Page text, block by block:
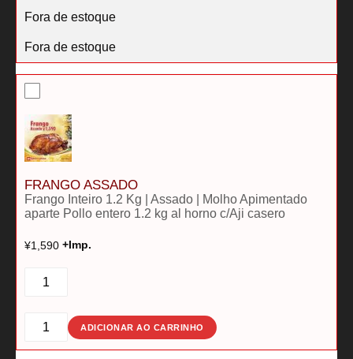
Fora de estoque
Fora de estoque
FRANGO ASSADO
Frango Inteiro 1.2 Kg | Assado | Molho Apimentado
aparte Pollo entero 1.2 kg al horno c/Aji casero
¥1,590 +Imp.
FRANGO
ASSADO
FRANGO
ASSADO
quantidade
ADICIONAR AO CARRINHO